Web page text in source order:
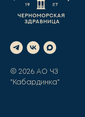
© 2026 АО ЧЗ
"Кабардинка"